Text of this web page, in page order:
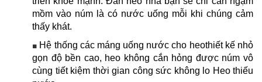
mồm vào núm là có nước uống mỗi khi chúng cảm
thấy khát.
■ Hệ thống các máng uống nước cho heothiết kế nhỏ
gọn độ bền cao, heo không cắn hỏng được núm vô
cùng tiết kiệm thời gian công sức không lo Heo thiếu